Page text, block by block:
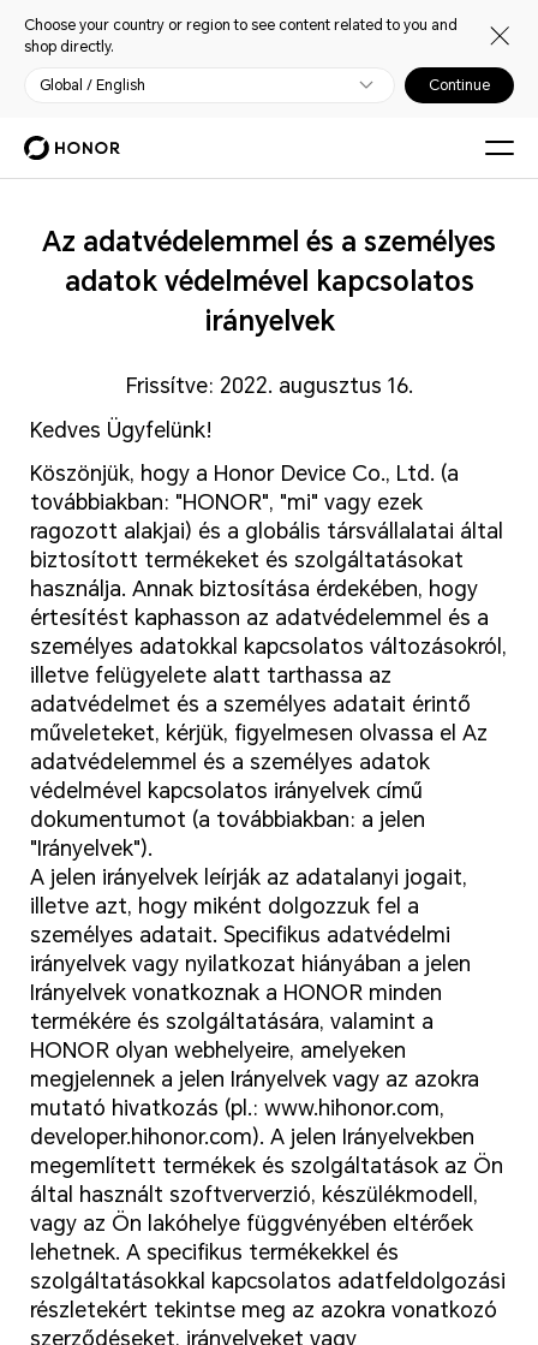
Choose your country or region to see content related to you and
shop directly.
Global / English Continue
Az adatvédelemmel és a személyes
adatok védelmével kapcsolatos
irányelvek
Frissítve: 2022. augusztus 16.
Kedves Ügyfelünk!
Köszönjük, hogy a Honor Device Co., Ltd. (a
továbbiakban: "HONOR", "mi" vagy ezek
ragozott alakjai) és a globális társvállalatai által
biztosított termékeket és szolgáltatásokat
használja. Annak biztosítása érdekében, hogy
értesítést kaphasson az adatvédelemmel és a
személyes adatokkal kapcsolatos változásokról,
illetve felügyelete alatt tarthassa az
adatvédelmet és a személyes adatait érintő
műveleteket, kérjük, figyelmesen olvassa el Az
adatvédelemmel és a személyes adatok
védelmével kapcsolatos irányelvek című
dokumentumot (a továbbiakban: a jelen
"Irányelvek").
A jelen irányelvek leírják az adatalanyi jogait,
illetve azt, hogy miként dolgozzuk fel a
személyes adatait. Specifikus adatvédelmi
irányelvek vagy nyilatkozat hiányában a jelen
Irányelvek vonatkoznak a HONOR minden
termékére és szolgáltatására, valamint a
HONOR olyan webhelyeire, amelyeken
megjelennek a jelen Irányelvek vagy az azokra
mutató hivatkozás (pl.: www.hihonor.com,
developer.hihonor.com). A jelen Irányelvekben
megemlített termékek és szolgáltatások az Ön
által használt szoftververzió, készülékmodell,
vagy az Ön lakóhelye függvényében eltérőek
lehetnek. A specifikus termékekkel és
szolgáltatásokkal kapcsolatos adatfeldolgozási
részletekért tekintse meg az azokra vonatkozó
szerződéseket, irányelveket vagy